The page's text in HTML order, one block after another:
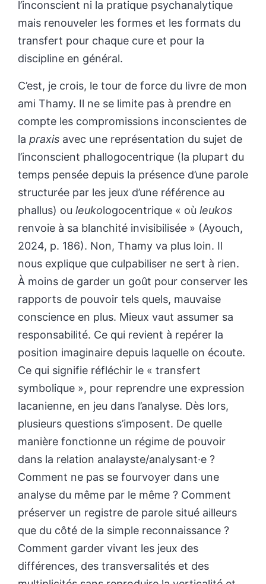
l’inconscient ni la pratique psychanalytique
mais renouveler les formes et les formats du
transfert pour chaque cure et pour la
discipline en général.
C’est, je crois, le tour de force du livre de mon
ami Thamy. Il ne se limite pas à prendre en
compte les compromissions inconscientes de
la praxis avec une représentation du sujet de
l’inconscient phallogocentrique (la plupart du
temps pensée depuis la présence d’une parole
structurée par les jeux d’une référence au
phallus) ou leukologocentrique « où leukos
renvoie à sa blanchité invisibilisée » (Ayouch,
2024, p. 186). Non, Thamy va plus loin. Il
nous explique que culpabiliser ne sert à rien.
À moins de garder un goût pour conserver les
rapports de pouvoir tels quels, mauvaise
conscience en plus. Mieux vaut assumer sa
responsabilité. Ce qui revient à repérer la
position imaginaire depuis laquelle on écoute.
Ce qui signifie réfléchir le « transfert
symbolique », pour reprendre une expression
lacanienne, en jeu dans l’analyse. Dès lors,
plusieurs questions s’imposent. De quelle
manière fonctionne un régime de pouvoir
dans la relation analayste/analysant·e ?
Comment ne pas se fourvoyer dans une
analyse du même par le même ? Comment
préserver un registre de parole situé ailleurs
que du côté de la simple reconnaissance ?
Comment garder vivant les jeux des
différences, des transversalités et des